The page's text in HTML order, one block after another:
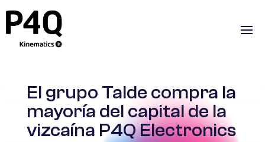
El grupo Talde compra la
mayoría del capital de la
vizcaína P4Q Electronics